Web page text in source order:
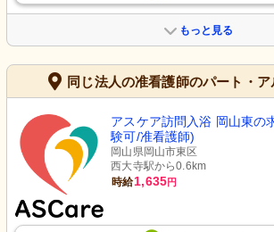
もっと見る
同じ法人の准看護師のパート・ア
アスケア訪問入浴 岡山東の
験可/准看護師)
岡山県岡山市東区
西大寺駅から0.6km
時給1,635円